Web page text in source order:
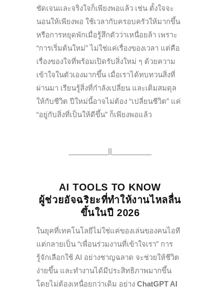
ชัดเจนและจริงใจก็เพียงพอแล้ว เช่น ตั้งใจจะ
นอนให้เพียงพอ ใช้เวลากับครอบครัวให้มากขึ้น
หรือการหยุดพักเมื่อรู้สึกตัวว่าเหนื่อยล้า เพราะ
“การเริ่มต้นใหม่” ไม่ใช่แค่เรื่องของเวลา แต่คือ
เรื่องของใจที่พร้อมเปิดรับสิ่งใหม่ ๆ ด้วยความ
เข้าใจในตัวเองมากขึ้น เมื่อเราได้ทบทวนสิ่งที่
ผ่านมา เรียนรู้สิ่งที่กำลังเปลี่ยน และเติมสมดุล
ให้กับชีวิต ปีใหม่นี้อาจไม่ต้อง “เปลี่ยนชีวิต” แค่
“อยู่กับสิ่งที่เป็นให้ดีขึ้น” ก็เพียงพอแล้ว
__________||__________
AI TOOLS TO KNOW
ผู้ช่วยอัจฉริยะที่ทำให้งานไหลลื่น
ขึ้นในปี 2026
ในยุคที่เทคโนโลยีไม่ใช่แค่ของเล่นของคนไอที
แต่กลายเป็น “เพื่อนร่วมงานที่เข้าใจเรา” การ
รู้จักเลือกใช้ AI อย่างชาญฉลาด จะช่วยให้ชีวิต
ง่ายขึ้น และทำงานได้มีประสิทธิภาพมากขึ้น
โดยไม่ต้องเหนื่อยกว่าเดิม อย่าง ChatGPT AI